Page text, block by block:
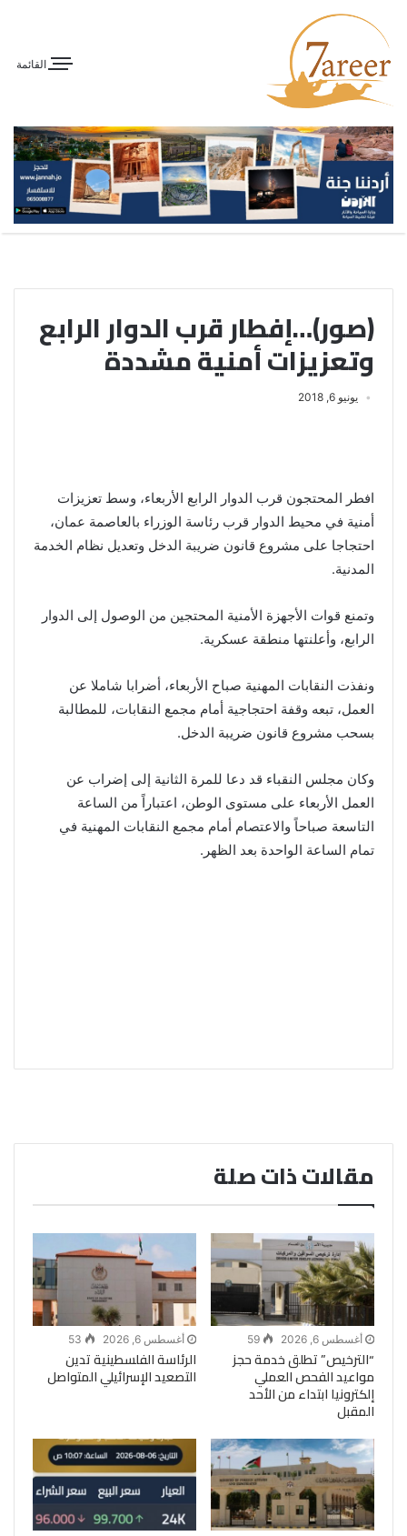
القائمة
(صور)…إفطار قرب الدوار الرابع
وتعزيزات أمنية مشددة
يونيو 6, 2018
افطر المحتجون قرب الدوار الرابع الأربعاء، وسط تعزيزات
أمنية في محيط الدوار قرب رئاسة الوزراء بالعاصمة عمان،
احتجاجا على مشروع قانون ضريبة الدخل وتعديل نظام الخدمة
المدنية.
وتمنع قوات الأجهزة الأمنية المحتجين من الوصول إلى الدوار
الرابع، وأعلنتها منطقة عسكرية.
ونفذت النقابات المهنية صباح الأربعاء، أضرابا شاملا عن
العمل، تبعه وقفة احتجاجية أمام مجمع النقابات، للمطالبة
بسحب مشروع قانون ضريبة الدخل.
وكان مجلس النقباء قد دعا للمرة الثانية إلى إضراب عن
العمل الأربعاء على مستوى الوطن، اعتباراً من الساعة
التاسعة صباحاً والاعتصام أمام مجمع النقابات المهنية في
تمام الساعة الواحدة بعد الظهر.
مقالات ذات صلة
أغسطس 6, 2026 59
“الترخيص” تطلق خدمة حجز
مواعيد الفحص العملي
إلكترونيا ابتداء من الأحد
المقبل
أغسطس 6, 2026 53
الرئاسة الفلسطينية تدين
التصعيد الإسرائيلي المتواصل